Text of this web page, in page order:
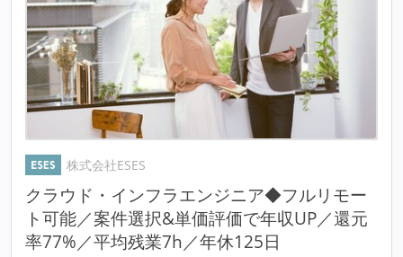
株式会社ESES
クラウド・インフラエンジニア◆フルリモー
ト可能／案件選択&単価評価で年収UP／還元
率77%／平均残業7h／年休125日